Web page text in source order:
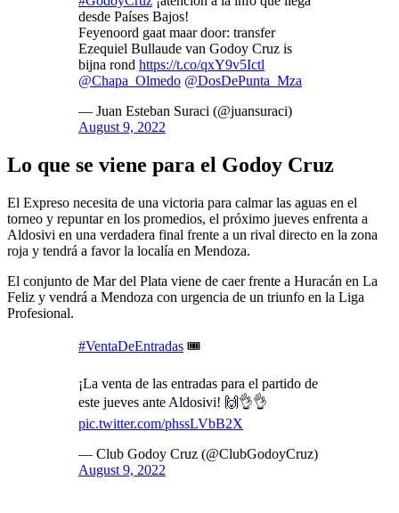
desde Países Bajos!
Feyenoord gaat maar door: transfer
Ezequiel Bullaude van Godoy Cruz is
bijna rond https://t.co/qxY9v5Ictl
@Chapa_Olmedo @DosDePunta_Mza
— Juan Esteban Suraci (@juansuraci)
August 9, 2022
Lo que se viene para el Godoy Cruz
El Expreso necesita de una victoria para calmar las aguas en el
torneo y repuntar en los promedios, el próximo jueves enfrenta a
Aldosivi en una verdadera final frente a un rival directo en la zona
roja y tendrá a favor la localía en Mendoza.
El conjunto de Mar del Plata viene de caer frente a Huracán en La
Feliz y vendrá a Mendoza con urgencia de un triunfo en la Liga
Profesional.
#VentaDeEntradas 🎟️
¡La venta de las entradas para el partido de
este jueves ante Aldosivi! 🙌👌👌
pic.twitter.com/phssLVbB2X
— Club Godoy Cruz (@ClubGodoyCruz)
August 9, 2022